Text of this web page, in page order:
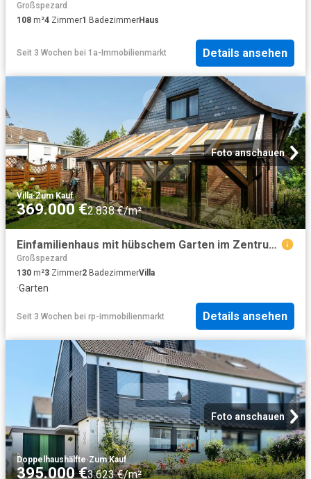
Großspezard
108 m²4 Zimmer1 BadezimmerHaus
Seit 3 Wochen bei 1a-Immobilienmarkt Details ansehen
Foto anschauen
Villa·Zum Kauf
369.000 €2.838 €/m²
Einfamilienhaus mit hübschem Garten im Zentrum von Burscheid!
Großspezard
130 m²3 Zimmer2 BadezimmerVilla
·Garten
Seit 3 Wochen bei rp-immobilienmarkt Details ansehen
Foto anschauen
Doppelhaushälfte·Zum Kauf
395.000 €3.623 €/m²